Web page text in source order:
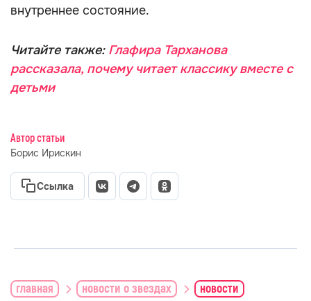
внутреннее состояние.
Читайте также: Глафира Тарханова
рассказала, почему читает классику вместе с
детьми
Автор статьи
Борис Ирискин
Ссылка
главная новости о звездах новости